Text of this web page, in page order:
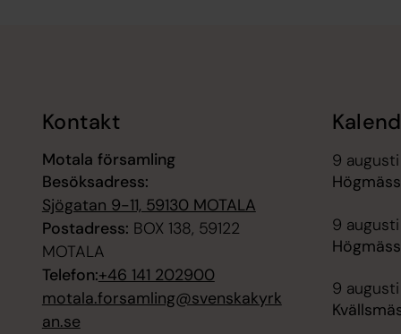
Kontakt
Motala församling
Besöksadress:
Sjögatan 9-11, 59130 MOTALA
Postadress: BOX 138, 59122
MOTALA
Telefon:+46 141 202900
motala.forsamling@svenskakyrk
an.se
9
9 augusti
9